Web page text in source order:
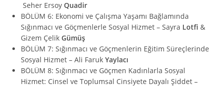
Seher ErsoyQuadir
BÖLÜM 6: Ekonomi ve Çalışma Yaşamı Bağlamında
Sığınmacı ve Göçmenlerle Sosyal Hizmet – Sayra Lotfi &
Gizem ÇelikGümüş
BÖLÜM 7: Sığınmacı ve Göçmenlerin Eğitim Süreçlerinde
Sosyal Hizmet – Ali FarukYaylacı
BÖLÜM 8: Sığınmacı ve Göçmen Kadınlarla Sosyal
Hizmet: Cinsel ve Toplumsal Cinsiyete Dayalı Şiddet –